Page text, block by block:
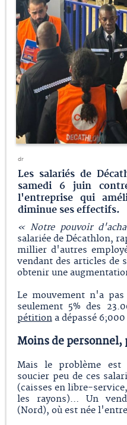
dr
Les salariés de
samedi 6 juin
l'entreprise qui
diminue ses effectifs.
« Notre pouvoir
salariée de Décathlon,
millier d'autres
vendant des articles de
obtenir une
Le mouvement n'a
seulement 5% des
pétitiona dépassé
Moins de personnel,
Mais le problème est
soucier peu de ces
(caisses en libre-
les rayons)… Un
(Nord), où est née